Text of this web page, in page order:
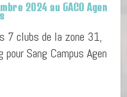
2024 au GACO Agen
7 clubs de la zone 31,
Sang Campus Agen